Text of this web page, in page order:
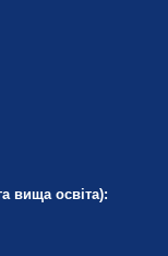
вища освіта):